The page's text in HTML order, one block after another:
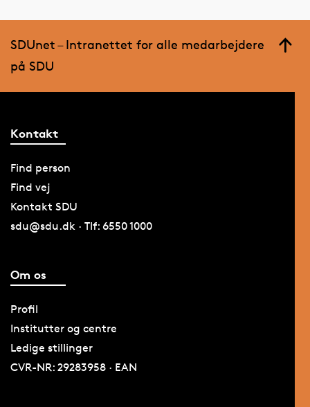
SDUnet – Intranettet for alle medarbejdere
på SDU
Kontakt
Find person
Find vej
Kontakt SDU
sdu@sdu.dk · Tlf: 6550 1000
Om os
Profil
Institutter og centre
Ledige stillinger
CVR-NR: 29283958 · EAN